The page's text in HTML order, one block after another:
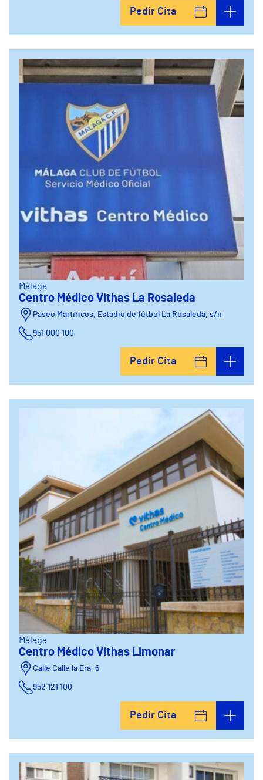
Pedir Cita
Málaga
Centro Médico Vithas La Rosaleda
Paseo Martiricos, Estadio de fútbol La Rosaleda, s/n
951 000 100
Pedir Cita
Málaga
Centro Médico Vithas Limonar
Calle Calle la Era, 6
952 121 100
Pedir Cita